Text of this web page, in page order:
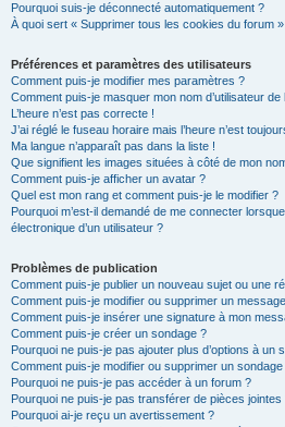
Pourquoi suis-je déconnecté automatiquement ?
À quoi sert « Supprimer tous les cookies du forum
Préférences et paramètres des utilisateurs
Comment puis-je modifier mes paramètres ?
Comment puis-je masquer mon nom d’utilisateur
L’heure n’est pas correcte !
J’ai réglé le fuseau horaire mais l’heure n’est
Ma langue n’apparaît pas dans la liste !
Que signifient les images situées à côté de mon
Comment puis-je afficher un avatar ?
Quel est mon rang et comment puis-je le modifier ?
Pourquoi m’est-il demandé de me connecter
électronique d’un utilisateur ?
Problèmes de publication
Comment puis-je publier un nouveau sujet ou une
Comment puis-je modifier ou supprimer un
Comment puis-je insérer une signature à mon
Comment puis-je créer un sondage ?
Pourquoi ne puis-je pas ajouter plus d’options à un
Comment puis-je modifier ou supprimer un sondage
Pourquoi ne puis-je pas accéder à un forum ?
Pourquoi ne puis-je pas transférer de pièces jointes
Pourquoi ai-je reçu un avertissement ?